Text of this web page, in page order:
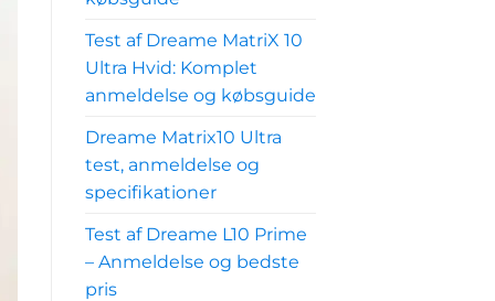
Test af Dreame MatriX 10
Ultra Hvid: Komplet
anmeldelse og købsguide
Dreame Matrix10 Ultra
test, anmeldelse og
specifikationer
Test af Dreame L10 Prime
– Anmeldelse og bedste
pris